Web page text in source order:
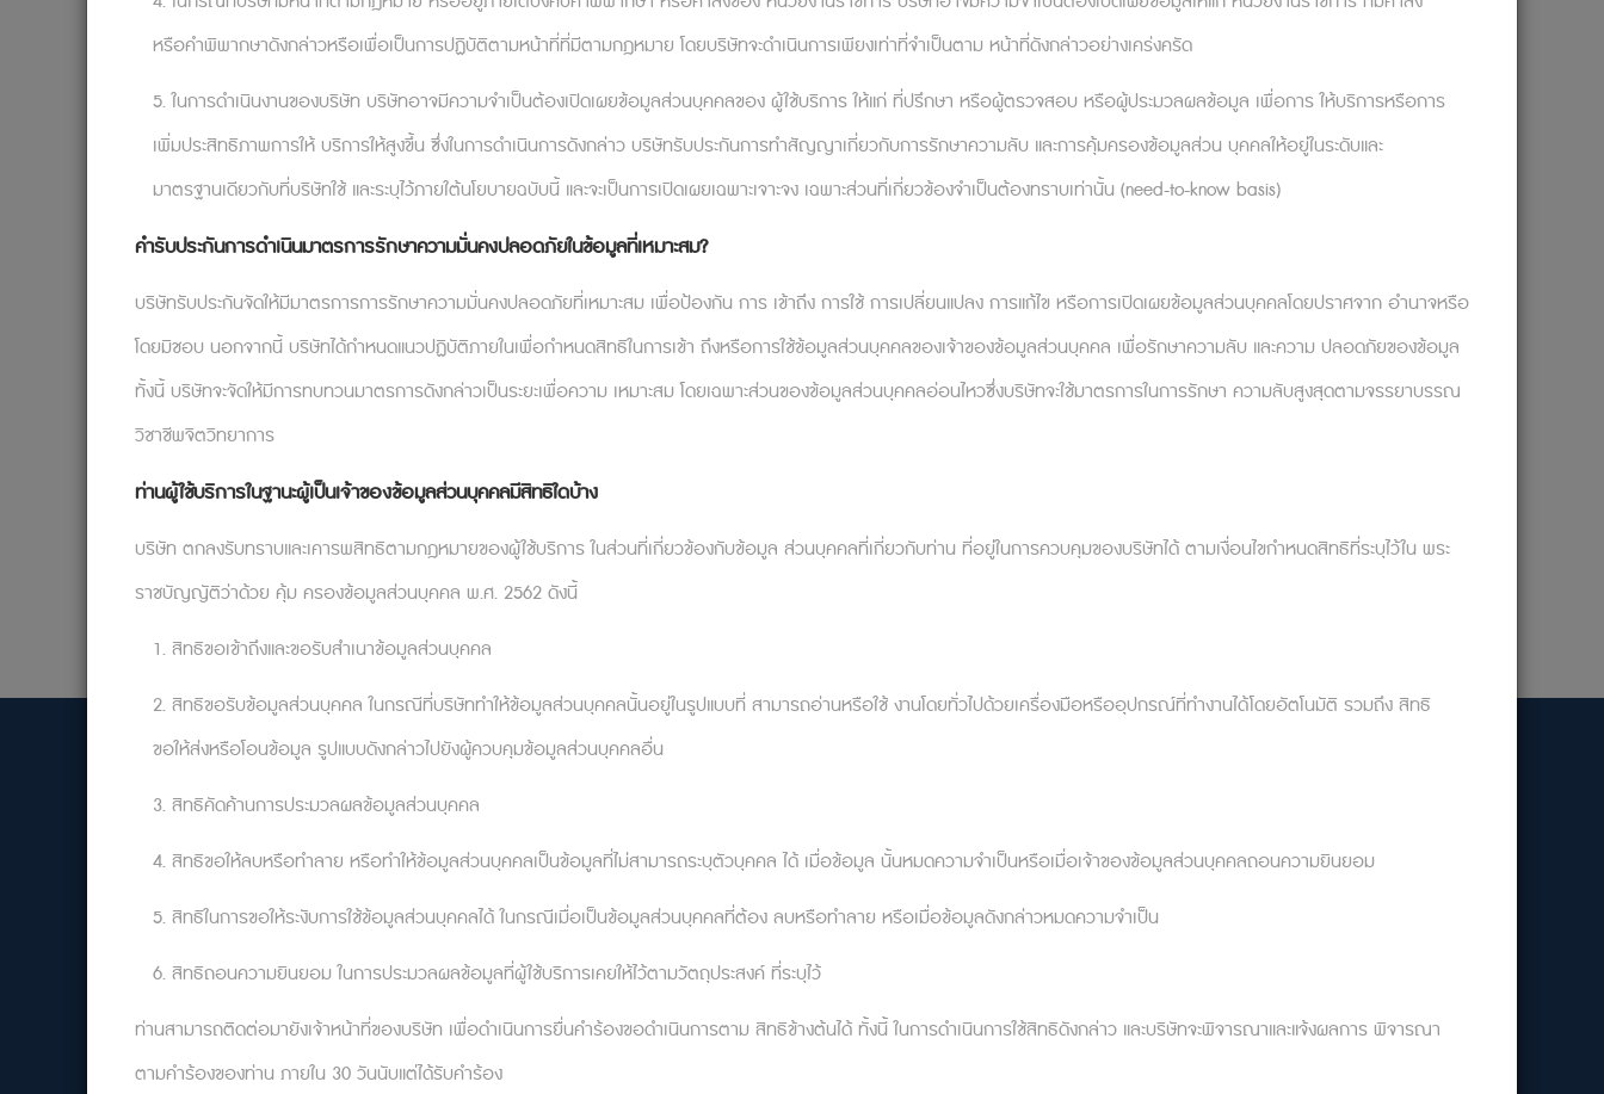
จุดแข็งเหล่านั้น โดยผู้ควบคุมดูแลงานที่ให้ความสำคัญกับองค์กรจะเห็นประโยชน์จากเรื่องนี้และไม่ลังเลที่จะลงมือช่วยเหลือ
องค์กรส่วนมากจะมีรายการ Core values หรือค่านิยมองค์กรเป็นของตัวเอง แต่มีเพียงส่วนน้อยเท่านั้นที่อธิบายภารกิจขององค์กรให้
พนักงานอย่างชัดเจน ซึ่งในความเป็นจริงแล้ว การเข้าใจภารกิจขององค์กรเป็นสิ่งที่สำคัญเป็นอย่างมาก เพราะจะช่วยให้พนักงานรู้สึกว่ากำลังทำงาน
เพื่อสิ่งที่ยิ่งใหญ่ และเนื่องจากพวกเขาได้ค้นหาจุดแข็งของตัวเองแล้ว พวกเขาก็จะสามารถทำงานที่ส่งเสริมกับจุดแข็งของตัวเอง และมองงานเป็น
ภารกิจไม่ใช่เพียงอาชีพที่ทำอยู่
เพราะฉะนั้น การทำให้ภารกิจองค์กรเป็นเรื่องที่อยู่ในใจพนักงานทุกคนจึงเป็นสิ่งที่ควรทำ เพราะนอกจากจะช่วยเปลี่ยนความรู้สึกที่มีต่องาน
แล้ว ยังช่วยเปลี่ยนความรู้สึกที่มีต่อตัวเองอีกด้วยนั่นเอง
HR องค์กรใด อยากบอกรักพนักงานแบบเกร๋ๆ เท่ๆ แนว HR ยุคใหม่ที่ดูเเลแบบนั่งอยู่ในใจพนักงาน ลองติดต่อ Solution ปรึกษานักจิตวิทยา
จาก Relationflip : Innovative Mental Healthcare Web Application ที่พร้อมช่วยพนักงานของคุณดีลกับปัญหาและเป็นที่ปรึกษาในทุกๆ เรื่องนะคะ
Reference:https://www.psychologytoday.com/us/blog/recover-girl/202311/thinking-of-your-job-as-part-of-a-legacy-changes-
everything
บริษัท จิตตะ วิมังสา จำกัด
12120
หน้าแรก
099-0026888
หรือคำพิพากษาดังกล่าวหรือเพื่อเป็นการปฏิบัติตามหน้าที่ที่มีตามกฎหมาย โดยบริษัทจะดำเนินการเพียงเท่าที่จำเป็นตาม หน้าที่ดังกล่าวอย่างเคร่งครัด
5. ในการดำเนินงานของบริษัท บริษัทอาจมีความจำเป็นต้องเปิดเผยข้อมูลส่วนบุคคลของ ผู้ใช้บริการ ให้แก่ ที่ปรึกษา หรือผู้ตรวจสอบ หรือผู้ประมวลผลข้อมูล เพื่อการ ให้บริการหรือการ
เพิ่มประสิทธิภาพการให้ บริการให้สูงขึ้น ซึ่งในการดำเนินการดังกล่าว บริษัทรับประกันการทำสัญญาเกี่ยวกับการรักษาความลับ และการคุ้มครองข้อมูลส่วน บุคคลให้อยู่ในระดับและ
มาตรฐานเดียวกับที่บริษัทใช้ และระบุไว้ภายใต้นโยบายฉบับนี้ และจะเป็นการเปิดเผยเฉพาะเจาะจง เฉพาะส่วนที่เกี่ยวข้องจำเป็นต้องทราบเท่านั้น (need-to-know basis)
คำรับประกันการดำเนินมาตรการรักษาความมั่นคงปลอดภัยในข้อมูลที่เหมาะสม?
บริษัทรับประกันจัดให้มีมาตรการการรักษาความมั่นคงปลอดภัยที่เหมาะสม เพื่อป้องกัน การ เข้าถึง การใช้ การเปลี่ยนแปลง การแก้ไข หรือการเปิดเผยข้อมูลส่วนบุคคลโดยปราศจาก อำนาจหรือ
โดยมิชอบ นอกจากนี้ บริษัทได้กำหนดแนวปฏิบัติภายในเพื่อกำหนดสิทธิในการเข้า ถึงหรือการใช้ข้อมูลส่วนบุคคลของเจ้าของข้อมูลส่วนบุคคล เพื่อรักษาความลับ และความ ปลอดภัยของข้อมูล
ทั้งนี้ บริษัทจะจัดให้มีการทบทวนมาตรการดังกล่าวเป็นระยะเพื่อความ เหมาะสม โดยเฉพาะส่วนของข้อมูลส่วนบุคคลอ่อนไหวซึ่งบริษัทจะใช้มาตรการในการรักษา ความลับสูงสุดตามจรรยาบรรณ
วิชาชีพจิตวิทยาการ
ท่านผู้ใช้บริการในฐานะผู้เป็นเจ้าของข้อมูลส่วนบุคคลมีสิทธิใดบ้าง
บริษัท ตกลงรับทราบและเคารพสิทธิตามกฎหมายของผู้ใช้บริการ ในส่วนที่เกี่ยวข้องกับข้อมูล ส่วนบุคคลที่เกี่ยวกับท่าน ที่อยู่ในการควบคุมของบริษัทได้ ตามเงื่อนไขกำหนดสิทธิที่ระบุไว้ใน พระ
ราชบัญญัติว่าด้วย คุ้ม ครองข้อมูลส่วนบุคคล พ.ศ. 2562 ดังนี้
1. สิทธิขอเข้าถึงและขอรับสำเนาข้อมูลส่วนบุคคล
2. สิทธิขอรับข้อมูลส่วนบุคคล ในกรณีที่บริษัททำให้ข้อมูลส่วนบุคคลนั้นอยู่ในรูปแบบที่ สามารถอ่านหรือใช้ งานโดยทั่วไปด้วยเครื่องมือหรืออุปกรณ์ที่ทำงานได้โดยอัตโนมัติ รวมถึง สิทธิ
ขอให้ส่งหรือโอนข้อมูล รูปแบบดังกล่าวไปยังผู้ควบคุมข้อมูลส่วนบุคคลอื่น
3. สิทธิคัดค้านการประมวลผลข้อมูลส่วนบุคคล
4. สิทธิขอให้ลบหรือทำลาย หรือทำให้ข้อมูลส่วนบุคคลเป็นข้อมูลที่ไม่สามารถระบุตัวบุคคล ได้ เมื่อข้อมูล นั้นหมดความจำเป็นหรือเมื่อเจ้าของข้อมูลส่วนบุคคลถอนความยินยอม
5. สิทธิในการขอให้ระงับการใช้ข้อมูลส่วนบุคคลได้ ในกรณีเมื่อเป็นข้อมูลส่วนบุคคลที่ต้อง ลบหรือทำลาย หรือเมื่อข้อมูลดังกล่าวหมดความจำเป็น
6. สิทธิถอนความยินยอม ในการประมวลผลข้อมูลที่ผู้ใช้บริการเคยให้ไว้ตามวัตถุประสงค์ ที่ระบุไว้
ท่านสามารถติดต่อมายังเจ้าหน้าที่ของบริษัท เพื่อดำเนินการยื่นคำร้องขอดำเนินการตาม สิทธิข้างต้นได้ ทั้งนี้ ในการดำเนินการใช้สิทธิดังกล่าว และบริษัทจะพิจารณาและแจ้งผลการ พิจารณา
ตามคำร้องของท่าน ภายใน 30 วันนับแต่ได้รับคำร้อง